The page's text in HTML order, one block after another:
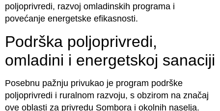
poljoprivredi, razvoj omladinskih programa i
povećanje energetske efikasnosti.
Podrška poljoprivredi,
omladini i energetskoj sanaciji
Posebnu pažnju privukao je program podrške
poljoprivredi i ruralnom razvoju, s obzirom na značaj
ove oblasti za privredu Sombora i okolnih naselja.